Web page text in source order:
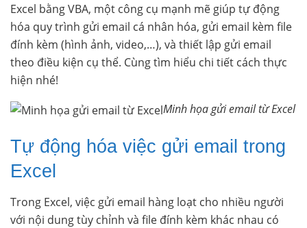
Excel bằng VBA, một công cụ mạnh mẽ giúp tự động
hóa quy trình gửi email cá nhân hóa, gửi email kèm file
đính kèm (hình ảnh, video,…), và thiết lập gửi email
theo điều kiện cụ thể. Cùng tìm hiểu chi tiết cách thực
hiện nhé!
Minh họa gửi email từ Excel
Tự động hóa việc gửi email trong
Excel
Trong Excel, việc gửi email hàng loạt cho nhiều người
với nội dung tùy chỉnh và file đính kèm khác nhau có